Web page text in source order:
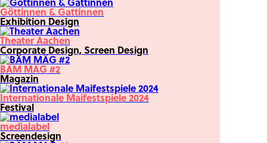
Göttinnen & Gattinnen
Exhibition Design
Theater Aachen
Corporate Design, Screen Design
BÄM MÄG #2
Magazin
Internationale Maifestspiele 2024
Festival
medialabel
Screendesign
CONTACT